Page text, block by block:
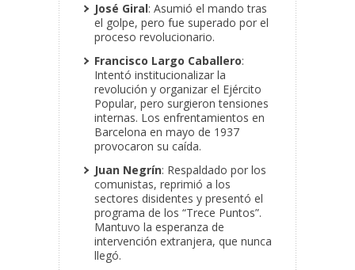
José Giral: Asumió el mando tras
el golpe, pero fue superado por el
proceso revolucionario.
Francisco Largo Caballero:
Intentó institucionalizar la
revolución y organizar el Ejército
Popular, pero surgieron tensiones
internas. Los enfrentamientos en
Barcelona en mayo de 1937
provocaron su caída.
Juan Negrín: Respaldado por los
comunistas, reprimió a los
sectores disidentes y presentó el
programa de los “Trece Puntos”.
Mantuvo la esperanza de
intervención extranjera, que nunca
llegó.